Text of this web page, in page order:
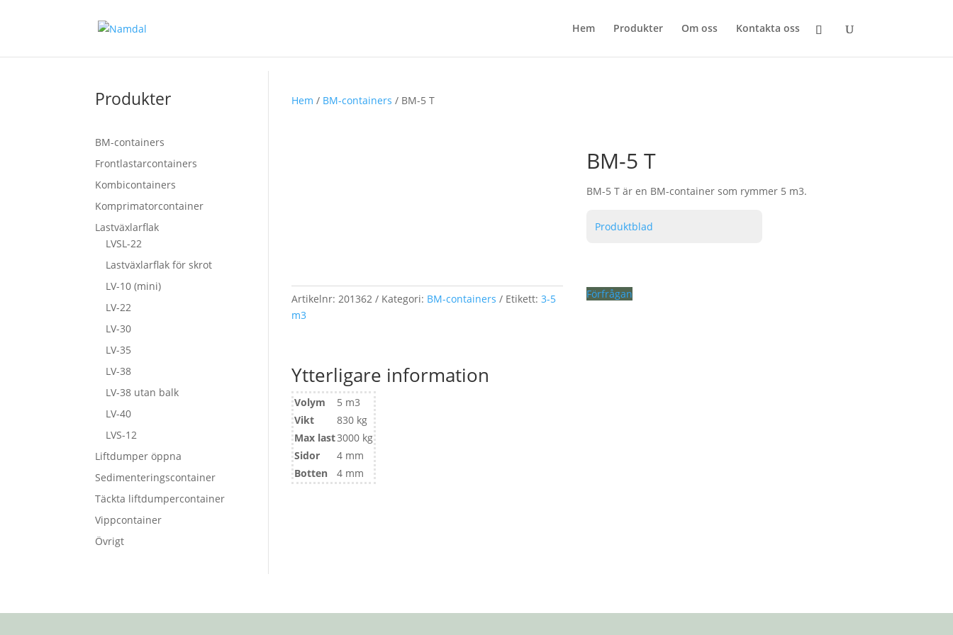
Hem Produkter Om oss Kontakta oss
Produkter
BM-containers
Frontlastarcontainers
Kombicontainers
Komprimatorcontainer
Lastväxlarflak
LVSL-22
Lastväxlarflak för skrot
LV-10 (mini)
LV-22
LV-30
LV-35
LV-38
LV-38 utan balk
LV-40
LVS-12
Liftdumper öppna
Sedimenteringscontainer
Täckta liftdumpercontainer
Vippcontainer
Övrigt
Hem / BM-containers / BM-5 T
BM-5 T
BM-5 T är en BM-container som rymmer 5 m3.
Produktblad
Artikelnr:201362 Kategori: BM-containers Etikett:3-5
m3
Förfrågan
Ytterligare information
Volym
5 m3
Vikt
830 kg
Max last3000 kg
Sidor
4 mm
Botten
4 mm